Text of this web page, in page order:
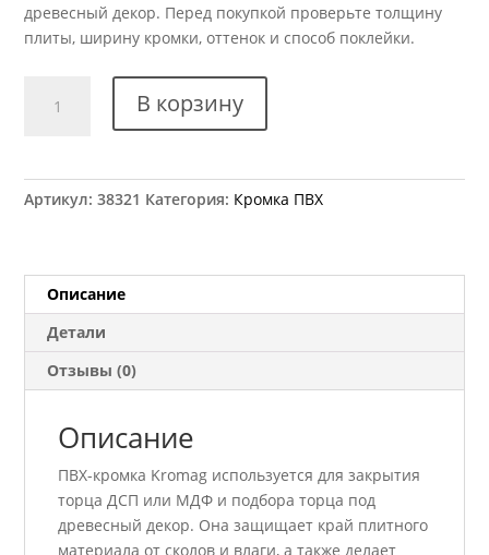
древесный декор. Перед покупкой проверьте толщину
плиты, ширину кромки, оттенок и способ поклейки.
товара
15.03
светлый
22x2
В корзину
Артикул:38321 Категория: Кромка ПВХ
Описание
Детали
Отзывы (0)
Описание
ПВХ-кромка Kromag используется для закрытия
торца ДСП или МДФ и подбора торца под
древесный декор. Она защищает край плитного
материала от сколов и влаги, а также делает